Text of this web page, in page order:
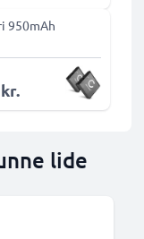
950mAh
lide